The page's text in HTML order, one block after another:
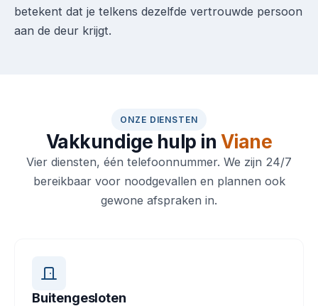
betekent dat je telkens dezelfde vertrouwde persoon
aan de deur krijgt.
ONZE DIENSTEN
Vakkundige hulp in Viane
Vier diensten, één telefoonnummer. We zijn 24/7
bereikbaar voor noodgevallen en plannen ook
gewone afspraken in.
Buitengesloten